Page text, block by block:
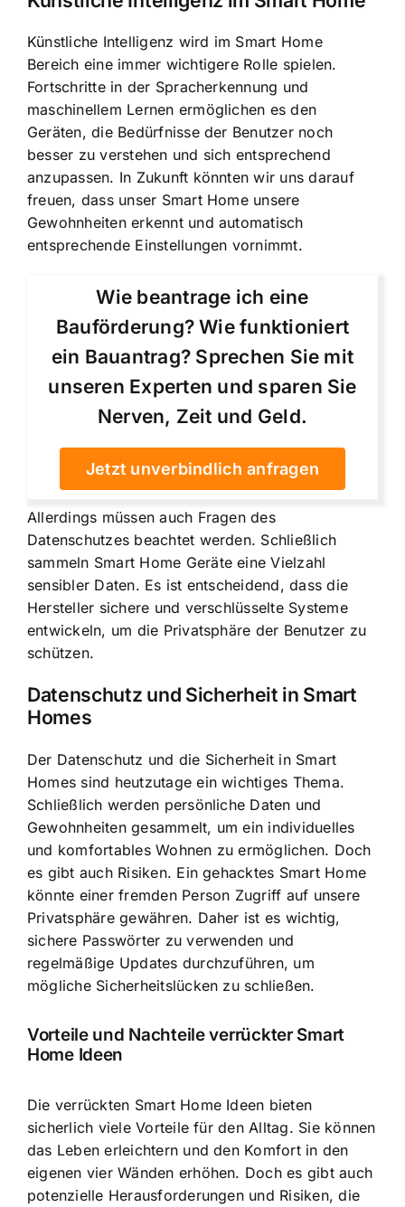
Künstliche Intelligenz wird im Smart Home
Bereich eine immer wichtigere Rolle spielen.
Fortschritte in der Spracherkennung und
maschinellem Lernen ermöglichen es den
Geräten, die Bedürfnisse der Benutzer noch
besser zu verstehen und sich entsprechend
anzupassen. In Zukunft könnten wir uns darauf
freuen, dass unser Smart Home unsere
Gewohnheiten erkennt und automatisch
entsprechende Einstellungen vornimmt.
Wie beantrage ich eine
Bauförderung? Wie funktioniert
ein Bauantrag? Sprechen Sie mit
unseren Experten und sparen Sie
Nerven, Zeit und Geld.
Jetzt unverbindlich anfragen
Allerdings müssen auch Fragen des
Datenschutzes beachtet werden. Schließlich
sammeln Smart Home Geräte eine Vielzahl
sensibler Daten. Es ist entscheidend, dass die
Hersteller sichere und verschlüsselte Systeme
entwickeln, um die Privatsphäre der Benutzer zu
schützen.
Datenschutz und Sicherheit in Smart
Homes
Der Datenschutz und die Sicherheit in Smart
Homes sind heutzutage ein wichtiges Thema.
Schließlich werden persönliche Daten und
Gewohnheiten gesammelt, um ein individuelles
und komfortables Wohnen zu ermöglichen. Doch
es gibt auch Risiken. Ein gehacktes Smart Home
könnte einer fremden Person Zugriff auf unsere
Privatsphäre gewähren. Daher ist es wichtig,
sichere Passwörter zu verwenden und
regelmäßige Updates durchzuführen, um
mögliche Sicherheitslücken zu schließen.
Vorteile und Nachteile verrückter Smart
Home Ideen
Die verrückten Smart Home Ideen bieten
sicherlich viele Vorteile für den Alltag. Sie können
das Leben erleichtern und den Komfort in den
eigenen vier Wänden erhöhen. Doch es gibt auch
potenzielle Herausforderungen und Risiken, die